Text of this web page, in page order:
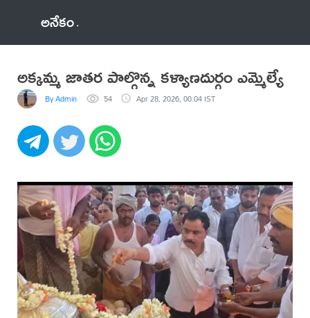
అనేకం
అక్కమ్మ జాతర పాల్గొన్న కళ్యాణదుర్గం ఎమ్మెల్యే
By Admin 54 Apr 28, 2026, 00:04 IST